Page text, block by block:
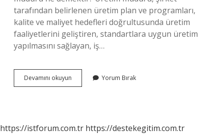
tarafından belirlenen üretim plan ve programları,
kalite ve maliyet hedefleri doğrultusunda üretim
faaliyetlerini geliştiren, standartlara uygun üretim
yapılmasını sağlayan, iş…
Devamını okuyun Personel
Şefi
Yorum Bırak
https://istforum.com.tr https://destekegitim.com.tr